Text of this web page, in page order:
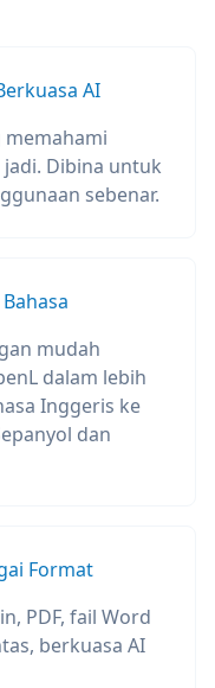
AI
memahami
Dibina untuk
sebenar.
mudah
dalam lebih
Inggeris ke
dan
Format
PDF, fail Word
berkuasa AI